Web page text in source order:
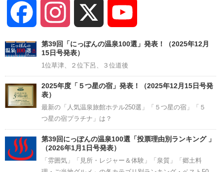
Facebook Instagram
Channel
第39回「にっぽんの温泉100選」発表！（2025年12月
15日号発表）
1位草津、２位下呂、３位道後
2025年度「５つ星の宿」発表！（2025年12月15日号発
表）
最新の「人気温泉旅館ホテル250選」「５つ星の宿」「５
つ星の宿プラチナ」は？
第39回にっぽんの温泉100選「投票理由別ランキング 」
（2026年1月1日号発表）
「雰囲気」「見所・レジャー＆体験」「泉質」「郷土料